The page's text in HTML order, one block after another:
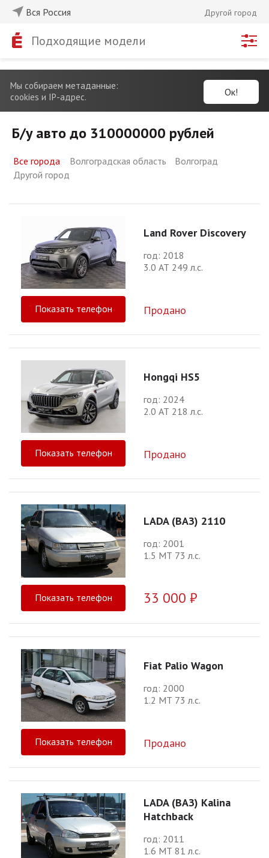
Вся Россия Другой город
Подходящие модели
Мы собираем метаданные:
cookies и IP-адрес.
Ок!
Б/у авто до 310000000 рублей
Все города Волгоградская область
Волгоград
Другой город
Land Rover Discovery
год: 2018
3.0 АТ 249 л.с.
Показать телефон Продано
Hongqi HS5
год: 2024
2.0 АТ 218 л.с.
Показать телефон Продано
LADA (ВАЗ) 2110
год: 2001
1.5 МТ 73 л.с.
Показать телефон 33 000 ₽
Fiat Palio Wagon
год: 2000
1.2 МТ 73 л.с.
Показать телефон Продано
LADA (ВАЗ) Kalina
Hatchback
год: 2011
1.6 МТ 81 л.с.